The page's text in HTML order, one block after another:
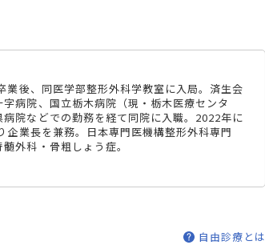
業後、同医学部整形外科学教室に入局。済生会
病院、国立栃木病院（現・栃木医療センタ
院などでの勤務を経て同院に入職。2022年に
企業長を兼務。日本専門医機構整形外科専門
外科・骨粗しょう症。
自由診療とは